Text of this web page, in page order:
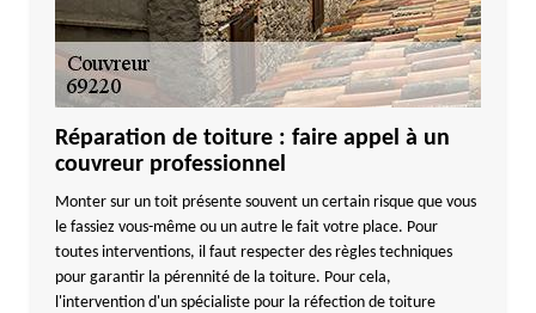
Réparation de toiture : faire appel à un
couvreur professionnel
Monter sur un toit présente souvent un certain risque que vous
le fassiez vous-même ou un autre le fait votre place. Pour
toutes interventions, il faut respecter des règles techniques
pour garantir la pérennité de la toiture. Pour cela,
l'intervention d'un spécialiste pour la réfection de toiture